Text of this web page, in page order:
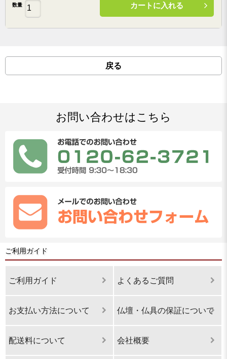
数量 カートに入れる
戻る
お問い合わせはこちら
ご利用ガイド
ご利用ガイド よくあるご質問
お支払い方法について 仏壇・仏具の保証について
配送料について 会社概要